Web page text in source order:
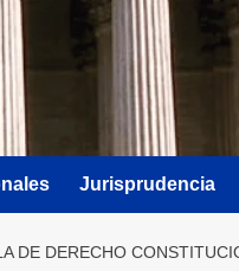
Jurisprudencia
DE DERECHO